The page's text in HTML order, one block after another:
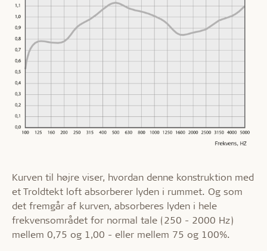
Kurven til højre viser, hvordan denne konstruktion med
et Troldtekt loft absorberer lyden i rummet. Og som
det fremgår af kurven, absorberes lyden i hele
frekvensområdet for normal tale (250 - 2000 Hz)
mellem 0,75 og 1,00 - eller mellem 75 og 100%.